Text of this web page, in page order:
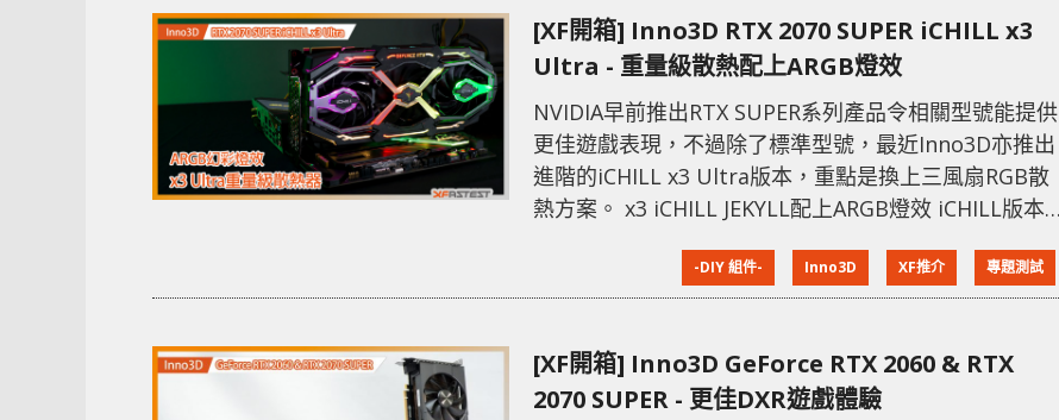
[XF開箱] Inno3D RTX 2070 SUPER iCHILL x3
Ultra - 重量級散熱配上ARGB燈效
NVIDIA早前推出RTX SUPER系列產品令相關型號能提供
更佳遊戲表現，不過除了標準型號，最近Inno3D亦推出
進階的iCHILL x3 Ultra版本，重點是換上三風扇RGB散
熱方案。 x3 iCHILL JEKYLL配上ARGB燈效 iCHILL版本
熱器去年也曾在RTX 2070 iCHILL上使用，特色是配備3
把9cm風扇及內建多達6組導熱管，整個外框更設ARGB
-DIY 組件- Inno3D XF推介 專題測試
[XF開箱] Inno3D GeForce RTX 2060 & RTX
2070 SUPER - 更佳DXR遊戲體驗